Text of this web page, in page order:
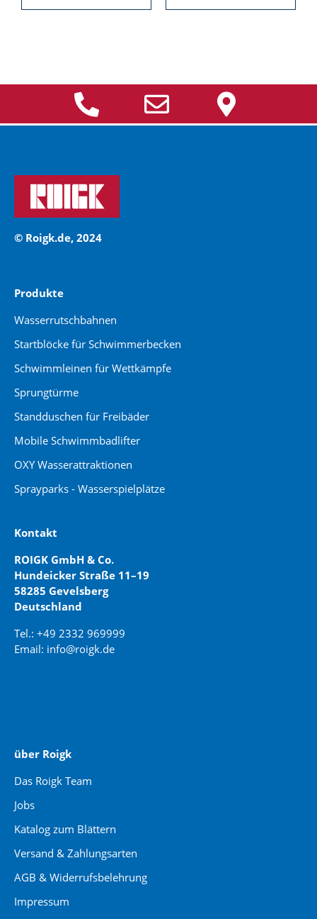
© Roigk.de, 2024
Produkte
Wasserrutschbahnen
Startblöcke für Schwimmerbecken
Schwimmleinen für Wettkämpfe
Sprungtürme
Standduschen für Freibäder
Mobile Schwimmbadlifter
OXY Wasserattraktionen
Sprayparks - Wasserspielplätze
Kontakt
ROIGK GmbH & Co.
Hundeicker Straße 11–19
58285 Gevelsberg
Deutschland
Tel.: +49 2332 969999
Email: info@roigk.de
über Roigk
Das Roigk Team
Jobs
Katalog zum Blättern
Versand & Zahlungsarten
AGB & Widerrufsbelehrung
Impressum